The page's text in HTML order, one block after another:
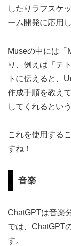
したりラフスケ
ーム開発に応用
Museの中には「
り、例えば「テ
トに伝えると、
作成手順を教え
してくれるとい
これを使用する
すね！
音楽
ChatGPTは音楽
では、ChatGPT
す。